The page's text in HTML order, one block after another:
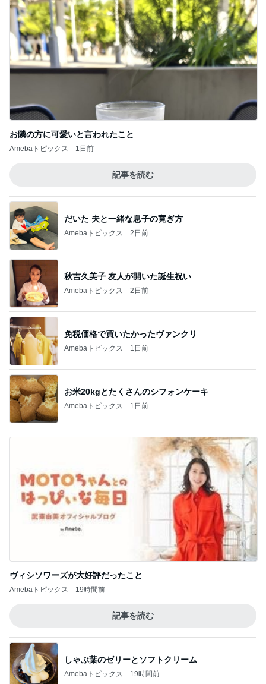
お隣の方に可愛いと言われたこと
Amebaトピックス 1日前
記事を読む
だいた 夫と一緒な息子の寛ぎ方
Amebaトピックス 2日前
秋吉久美子 友人が開いた誕生祝い
Amebaトピックス 2日前
免税価格で買いたかったヴァンクリ
Amebaトピックス 1日前
お米20kgとたくさんのシフォンケーキ
Amebaトピックス 1日前
ヴィシソワーズが大好評だったこと
Amebaトピックス 19時間前
記事を読む
しゃぶ葉のゼリーとソフトクリーム
Amebaトピックス 19時間前